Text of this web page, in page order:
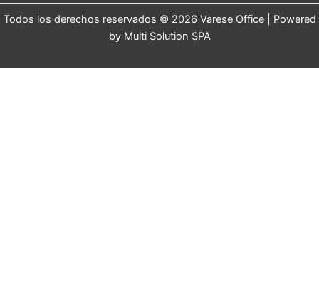
Todos los derechos reservados © 2026 Varese Office | Powered
by Multi Solution SPA